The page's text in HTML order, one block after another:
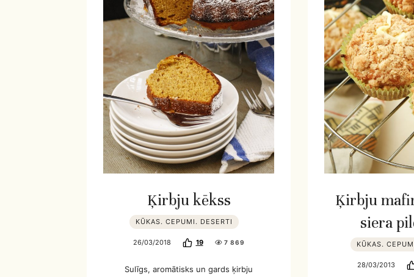
Ķirbju kēkss
KŪKAS. CEPUMI. DESERTI
26/03/2018 19 7 869
Sulīgs, aromātisks un gards ķirbju
Ķirbju
siera
KŪKAS.
28/03/2013